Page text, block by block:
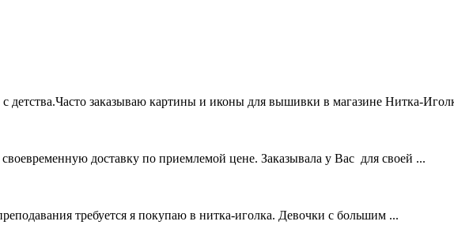
детства.Часто заказываю картины и иконы для вышивки в магазине Нитка-
доставку по приемлемой цене. Заказывала у Вас для своей ...
требуется я покупаю в нитка-иголка. Девочки с большим ...